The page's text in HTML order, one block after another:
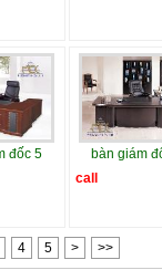
đốc 5
bàn giám
call
4 5 > >>